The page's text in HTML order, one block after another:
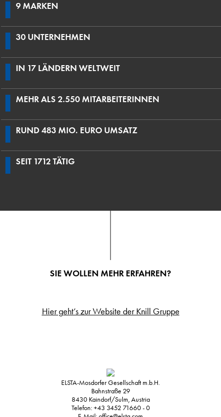
9 MARKEN
30 UNTERNEHMEN
IN 17 LÄNDERN WELTWEIT
MEHR ALS 2.550 MITARBEITERINNEN
RUND 483 MIO. EURO UMSATZ
SEIT 1712 TÄTIG
SIE WOLLEN MEHR ERFAHREN?
Hier geht’s zur Website der Knill Gruppe
ELSTA-Mosdorfer Gesellschaft m.b.H.
Bahnstraße 29
8430 Kaindorf/Sulm, Austria
Telefon:+43 3452 71660 - 0